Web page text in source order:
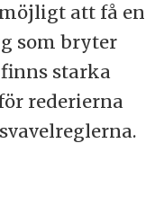
att få en
som bryter
starka
rederierna